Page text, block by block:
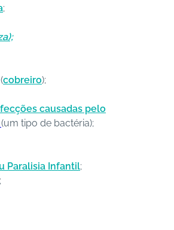
;
cobreiro);
causadas pelo
(um tipo de bactéria);
Paralisia Infantil;